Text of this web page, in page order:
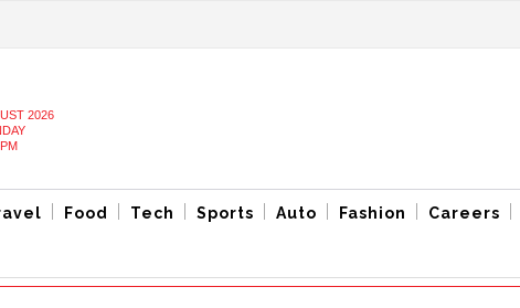
2026
Food Tech Sports Auto Fashion Careers